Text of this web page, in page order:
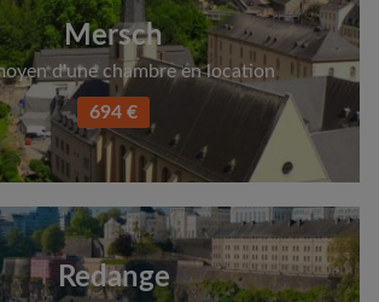
Mersch
d'une chambre en location
694 €
Redange